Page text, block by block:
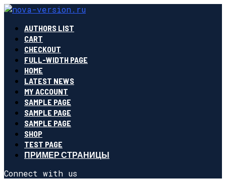
AUTHORS LIST
CART
CHECKOUT
FULL-WIDTH PAGE
HOME
LATEST NEWS
MY ACCOUNT
SAMPLE PAGE
SAMPLE PAGE
SAMPLE PAGE
SHOP
TEST PAGE
ПРИМЕР СТРАНИЦЫ
Connect with us